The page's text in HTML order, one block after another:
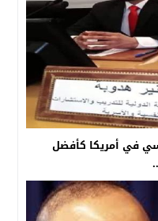
في أمريكا كأفضل